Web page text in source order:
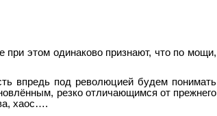
этом одинаково признают, что по мощи,
впредь под революцией будем понимать
резко отличающимся от прежнего
хаос….